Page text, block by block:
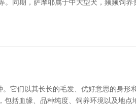
同期，萨摩耶属于中大型犬，频频饲养
它们以其长长的毛发、优好意思的身
括血缘、品种纯度、饲养环境以及地